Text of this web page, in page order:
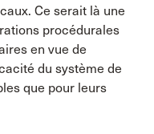
Ce serait là une
procédurales
en vue de
du système de
que pour leurs